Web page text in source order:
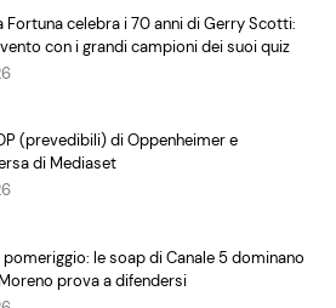
Fortuna celebra i 70 anni di Gerry Scotti:
con i grandi campioni dei suoi quiz
(prevedibili) di Oppenheimer e
di Mediaset
le soap di Canale 5 dominano
prova a difendersi